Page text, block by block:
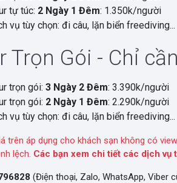
tự túc: 2 Ngày 1 Đêm: 1.350k/người
vụ tùy chọn: đi câu, lặn biển freediving...
Trọn Gói - Chỉ
trọn gói: 3 Ngày 2 Đêm: 3.390k/người
trọn gói: 2 Ngày 1 Đêm: 2.290k/người
vụ tùy chọn: đi câu, lặn biển freediving...
trên áp dụng cho khách sạn không có
lệch. Các bạn xem chi tiết các dịch
(Điện thoại, Zalo, WhatsApp, Viber